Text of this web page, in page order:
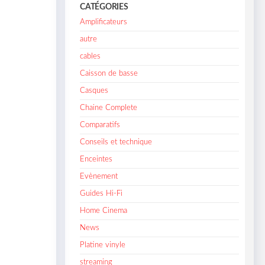
CATÉGORIES
Amplificateurs
autre
cables
Caisson de basse
Casques
Chaine Complete
Comparatifs
Conseils et technique
Enceintes
Evènement
Guides Hi-Fi
Home Cinema
News
Platine vinyle
streaming